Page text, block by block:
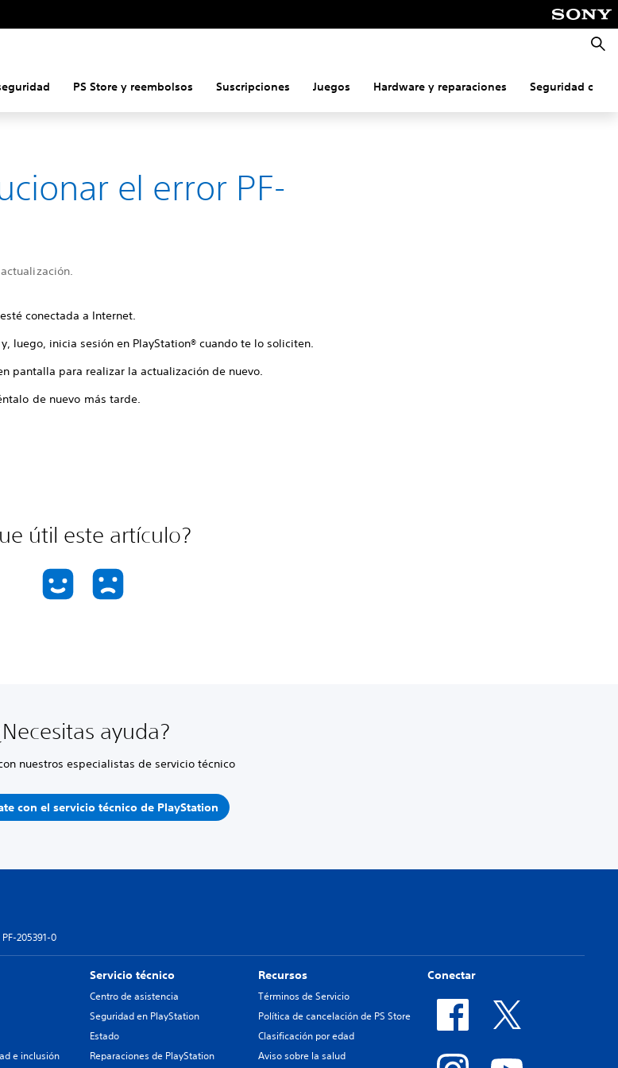
PS Store y reembolsos Suscripciones Juegos Hardware y reparaciones Seguridad
el error PF-
conectada a Internet.
luego, inicia sesión en PlayStation® cuando te lo soliciten.
pantalla para realizar la actualización de nuevo.
de nuevo más tarde.
útil este artículo?
ayuda?
nuestros especialistas de servicio técnico
con el servicio técnico de PlayStation
PF-205391-0
e inclusión
Servicio técnico
Centro de asistencia
Seguridad en PlayStation
Estado
Reparaciones de PlayStation
Recursos
Términos de Servicio
Política de cancelación de PS Store
Clasificación por edad
Aviso sobre la salud
Conectar